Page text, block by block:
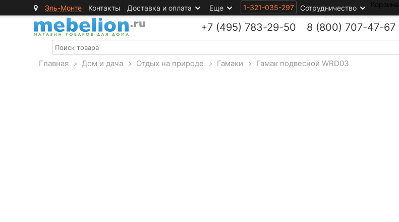
Эль-Монте Контакты Доставка и оплата Еще 1-321-035-297 Сотрудничество Корзина
+7 (495) 783-29-50 8 (800) 707-47-67
Главная > Дом и дача > Отдых на природе > Гамаки > Гамак подвесной WRD03